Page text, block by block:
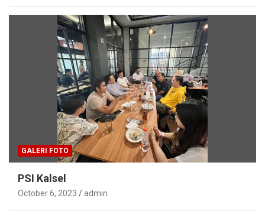
GALERI FOTO
PSI Kalsel
October 6, 2023 admin